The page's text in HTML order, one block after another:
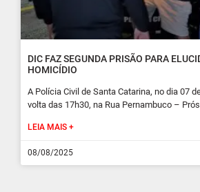
DIC FAZ SEGUNDA PRISÃO PARA
HOMICÍDIO
A Polícia Civil de Santa Catarina, no dia 07
volta das 17h30, na Rua Pernambuco –
LEIA MAIS +
08/08/2025